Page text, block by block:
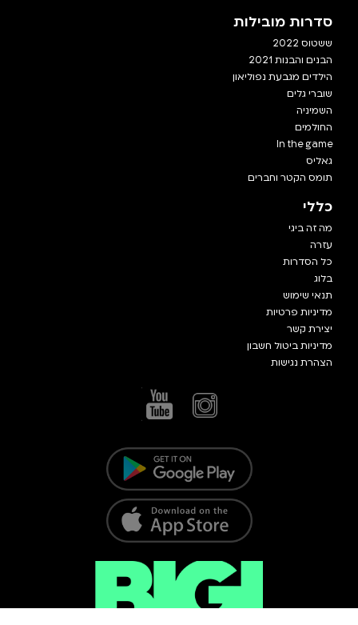
סדרות מובילות
ששטוס 2022
הבנים והבנות 2021
הילדים מגבעת נפוליאון
שוברי גלים
השמיניה
החולמים
In the game
גאליס
תומס הקטר וחברים
כללי
מה זה ביגי
עזרה
כל הסדרות
בלוג
תנאי שימוש
מדיניות פרטיות
יצירת קשר
מדיניות ביטול חשבון
הצהרת נגישות